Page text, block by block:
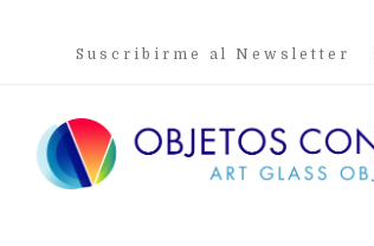
Suscribirme al Newsletter